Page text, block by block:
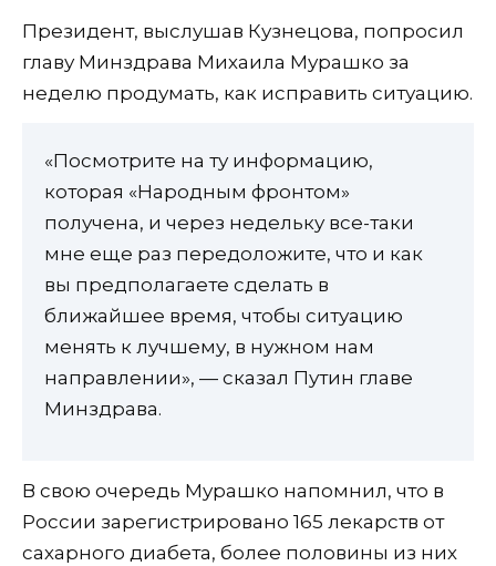
Президент, выслушав Кузнецова, попросил
главу Минздрава Михаила Мурашко за
неделю продумать, как исправить ситуацию.
«Посмотрите на ту информацию,
которая «Народным фронтом»
получена, и через недельку все-таки
мне еще раз передоложите, что и как
вы предполагаете сделать в
ближайшее время, чтобы ситуацию
менять к лучшему, в нужном нам
направлении», — сказал Путин главе
Минздрава.
В свою очередь Мурашко напомнил, что в
России зарегистрировано 165 лекарств от
сахарного диабета, более половины из них